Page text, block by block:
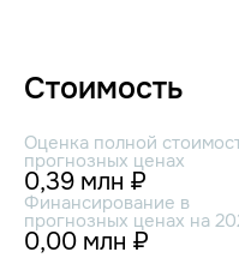
Стоимость
Оценка полной
прогнозных ценах
0,39 млн ₽
Финансирование в
прогнозных ценах на
0,00 млн ₽